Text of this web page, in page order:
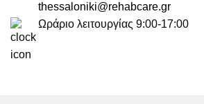
thessaloniki@rehabcare.gr
Ωράριο λειτουργίας 9:00-17:00